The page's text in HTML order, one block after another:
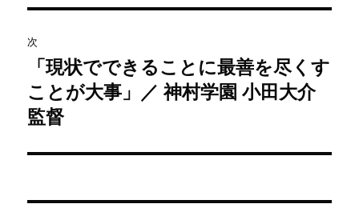
ゲ
ー
シ
ョ
ン
稿:
次
次
の
投
「現状でできることに最善を尽くす
ことが大事」／ 神村学園 小田大介
監督